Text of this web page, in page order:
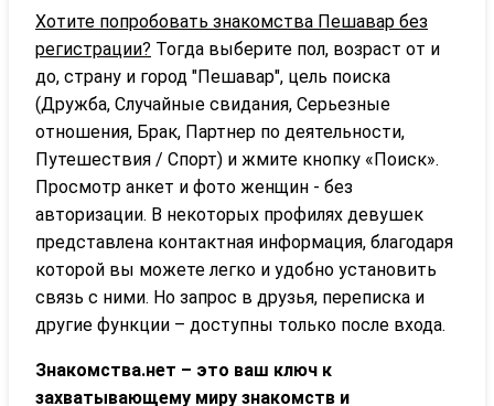
Хотите попробовать знакомства Пешавар без
регистрации? Тогда выберите пол, возраст от и
до, страну и город "Пешавар", цель поиска
(Дружба, Случайные свидания, Серьезные
отношения, Брак, Партнер по деятельности,
Путешествия / Спорт) и жмите кнопку «Поиск».
Просмотр анкет и фото женщин - без
авторизации. В некоторых профилях девушек
представлена контактная информация, благодаря
которой вы можете легко и удобно установить
связь с ними. Но запрос в друзья, переписка и
другие функции – доступны только после входа.
Знакомства.нет – это ваш ключ к
захватывающему миру знакомств и